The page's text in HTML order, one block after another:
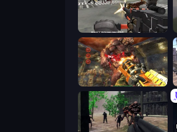
Masked Forces: Zombie Survival
Cemetery Warrior 4